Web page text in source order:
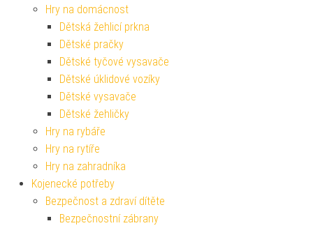
Hry na domácnost
Dětská žehlicí prkna
Dětské pračky
Dětské tyčové vysavače
Dětské úklidové vozíky
Dětské vysavače
Dětské žehličky
Hry na rybáře
Hry na rytíře
Hry na zahradníka
Kojenecké potřeby
Bezpečnost a zdraví dítěte
Bezpečnostní zábrany